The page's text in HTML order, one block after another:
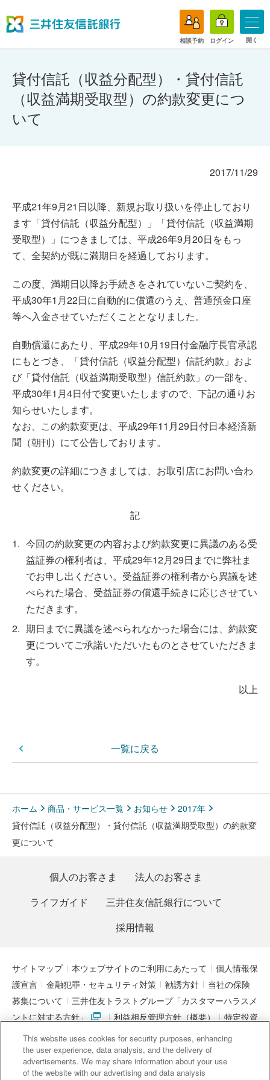
相談予約 ログイン 開く
貸付信託（収益分配型）・貸付信託
（収益満期受取型）の約款変更につ
いて
2017/11/29
平成21年9月21日以降、新規お取り扱いを停止しており
ます「貸付信託（収益分配型）」「貸付信託（収益満期
受取型）」につきましては、平成26年9月20日をもっ
て、全契約が既に満期日を経過しております。
この度、満期日以降お手続きをされていないご契約を、
平成30年1月22日に自動的に償還のうえ、普通預金口座
等へ入金させていただくこととなりました。
自動償還にあたり、平成29年10月19日付金融庁長官承認
にもとづき、「貸付信託（収益分配型）信託約款」およ
び「貸付信託（収益満期受取型）信託約款」の一部を、
平成30年1月4日付で変更いたしますので、下記の通りお
知らせいたします。
なお、この約款変更は、平成29年11月29日付日本経済新
聞（朝刊）にて公告しております。
約款変更の詳細につきましては、お取引店にお問い合わ
せください。
記
1. 今回の約款変更の内容および約款変更に異議のある受
益証券の権利者は、平成29年12月29日までに弊社ま
でお申し出ください。受益証券の権利者から異議を述
べられた場合、受益証券の償還手続きに応じさせてい
ただきます。
2. 期日までに異議を述べられなかった場合には、約款変
更についてご承諾いただいたものとさせていただきま
す。
以上
一覧に戻る
ホーム 商品・サービス一覧 お知らせ
2017年
貸付信託（収益分配型）・貸付信託（収益満期受取型）の約款変
更について
個人のお客さま
法人のお客さま
ライフガイド
三井住友信託銀行について
採用情報
サイトマップ 本ウェブサイトのご利用にあたって
個人情報保
護宣言
金融犯罪・セキュリティ対策 勧誘方針
当社の保険
募集について
三井住友トラストグループ「カスタマーハラスメ
ントに対する方針」
利益相反管理方針（概要）
特定投資
家制度に関する期限日
電子決済等代行業者との連携について
「マネー・ローンダリング及びテロ資金供与対策に関するガイド
ライン」を踏まえた取り組み
アクセシビリティについて
This website uses cookies for security purposes, enhancing
the user experience, data analysis, and the delivery of
advertisements. We may share information about your use
of the website with our advertising and data analysis